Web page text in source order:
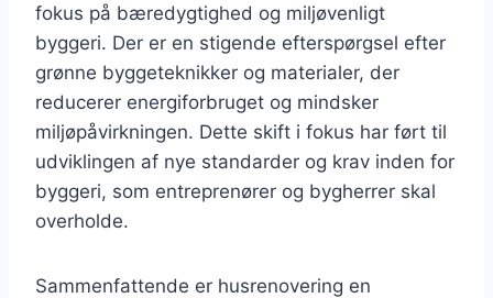
fokus på bæredygtighed og miljøvenligt
byggeri. Der er en stigende efterspørgsel efter
grønne byggeteknikker og materialer, der
reducerer energiforbruget og mindsker
miljøpåvirkningen. Dette skift i fokus har ført til
udviklingen af nye standarder og krav inden for
byggeri, som entreprenører og bygherrer skal
overholde.
Sammenfattende er husrenovering en